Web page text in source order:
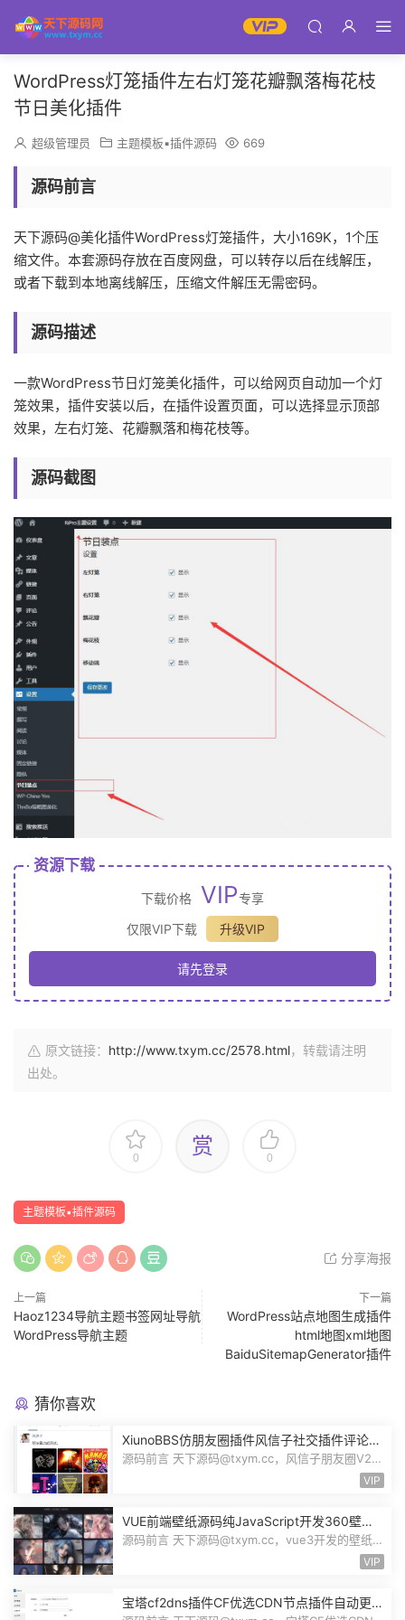
WordPress灯笼插件左右灯笼花瓣飘落梅花枝
节日美化插件
超级管理员 主题模板▪插件源码 669
源码前言
天下源码@美化插件WordPress灯笼插件，大小169K，1个压
缩文件。本套源码存放在百度网盘，可以转存以后在线解压，
或者下载到本地离线解压，压缩文件解压无需密码。
源码描述
一款WordPress节日灯笼美化插件，可以给网页自动加一个灯
笼效果，插件安装以后，在插件设置页面，可以选择显示顶部
效果，左右灯笼、花瓣飘落和梅花枝等。
源码截图
资源下载
下载价格 VIP专享
仅限VIP下载
升级VIP
请先登录
原文链接： http://www.txym.cc/2578.html，转载请注明
出处。
0 赏 0
主题模板▪插件源码
分享海报
上一篇
Haoz1234导航主题书签网址导航
WordPress导航主题
下一篇
WordPress站点地图生成插件
html地图xml地图
BaiduSitemapGenerator插件
猜你喜欢
XiunoBBS仿朋友圈插件风信子社交插件评论回
复点赞互动自适应源码修罗论坛fxz_friends
源码前言 天下源码@txym.cc，风信子朋友圈V2.0
VIP
VUE前端壁纸源码纯JavaScript开发360壁纸
接口wallpaper模板无后台源码奇风壁纸
源码前言 天下源码@txym.cc，vue3开发的壁纸网
VIP
宝塔cf2dns插件CF优选CDN节点插件自动更新